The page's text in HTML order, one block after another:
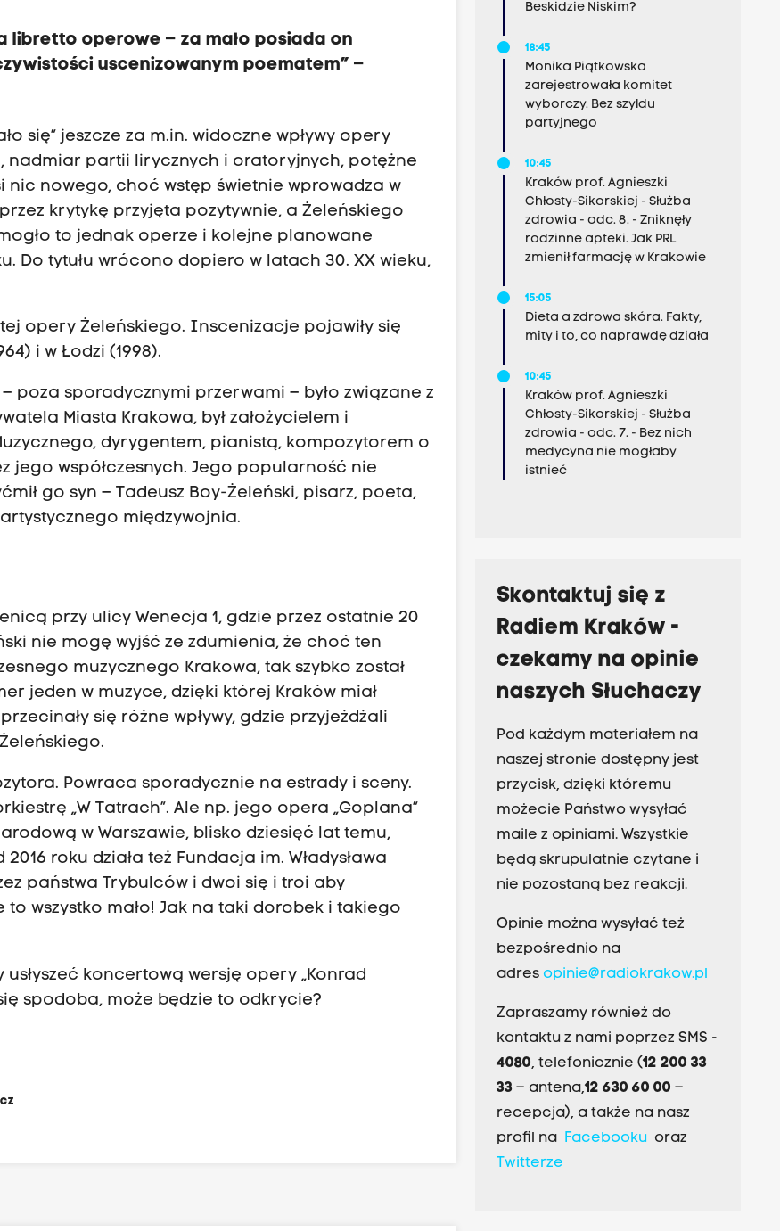
libretto operowe – za mało posiada on
uscenizowanym poematem” –
się” jeszcze za m.in. widoczne wpływy opery
nadmiar partii lirycznych i oratoryjnych, potężne
nowego, choć wstęp świetnie wprowadza w
krytykę przyjęta pozytywnie, a Żeleńskiego
to jednak operze i kolejne planowane
Do tytułu wrócono dopiero w latach 30. XX wieku,
opery Żeleńskiego. Inscenizacje pojawiły się
i w Łodzi (1998).
– poza sporadycznymi przerwami – było związane z
Miasta Krakowa, był założycielem i
dyrygentem, pianistą, kompozytorem o
jego współczesnych. Jego popularność nie
go syn – Tadeusz Boy-Żeleński, pisarz, poeta,
międzywojnia.
przy ulicy Wenecja 1, gdzie przez ostatnie 20
nie mogę wyjść ze zdumienia, że choć ten
muzycznego Krakowa, tak szybko został
jeden w muzyce, dzięki której Kraków miał
się różne wpływy, gdzie przyjeżdżali
Powraca sporadycznie na estrady i sceny.
„W Tatrach”. Ale np. jego opera „Goplana”
w Warszawie, blisko dziesięć lat temu,
roku działa też Fundacja im. Władysława
państwa Trybulców i dwoi się i troi aby
wszystko mało! Jak na taki dorobek i takiego
koncertową wersję opery „Konrad
spodoba, może będzie to odkrycie?
Beskidzie Niskim?
18:45
Monika Piątkowska
zarejestrowała komitet
wyborczy. Bez szyldu
partyjnego
10:45
Kraków prof. Agnieszki
Chłosty-Sikorskiej - Służba
zdrowia - odc. 8. - Zniknęły
rodzinne apteki. Jak PRL
zmienił farmację w Krakowie
15:05
Dieta a zdrowa skóra. Fakty,
mity i to, co naprawdę działa
10:45
Kraków prof. Agnieszki
Chłosty-Sikorskiej - Służba
zdrowia - odc. 7. - Bez nich
medycyna nie mogłaby
istnieć
Skontaktuj się z
Radiem Kraków -
czekamy na opinie
naszych Słuchaczy
Pod każdym materiałem na
naszej stronie dostępny jest
przycisk, dzięki któremu
możecie Państwo wysyłać
maile z opiniami. Wszystkie
będą skrupulatnie czytane i
nie pozostaną bez reakcji.
Opinie można wysyłać też
bezpośrednio na
adres opinie@radiokrakow.pl
Zapraszamy również do
kontaktu z nami poprzez SMS -
4080, telefonicznie (12 200 33
33– antena,12 630 60 00 –
recepcja), a także na nasz
profil na Facebookuoraz
Twitterze